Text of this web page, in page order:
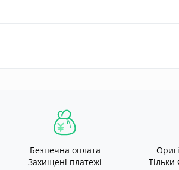
Безпечна оплата
Захищені платежі
Тільки